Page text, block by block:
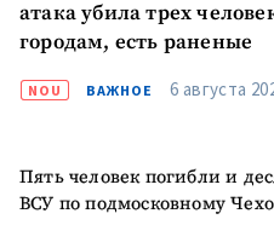
атака убила трех
городам, есть раненые
NOU ВАЖНОЕ 6 августа
Пять человек погибли и
ВСУ по подмосковному
МОЯ НОВОСТЬ
Заголовок новости
+ Добавить